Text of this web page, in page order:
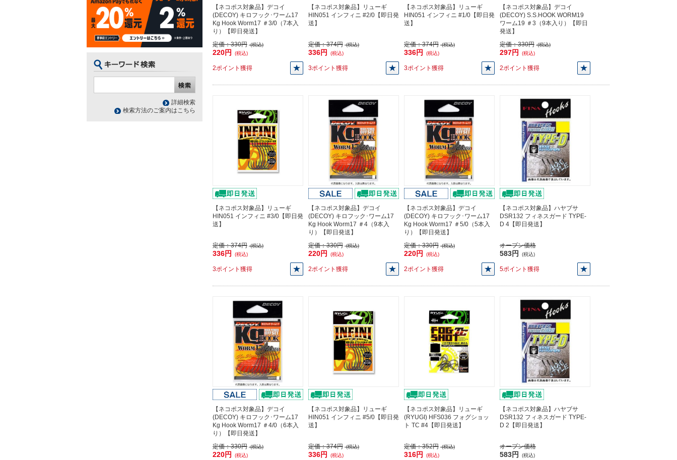
【ネコポス対象品】デコイ
(DECOY) キロフック･ワーム17
Kg Hook Worm17 ＃3/0（7本入
り）【即日発送】
定価：330円 (税込)
220円 (税込)
2ポイント獲得
【ネコポス対象品】リューギ
HIN051 インフィニ #2/0【即日発
送】
定価：374円 (税込)
336円 (税込)
3ポイント獲得
【ネコポス対象品】リューギ
HIN051 インフィニ #1/0【即日発
送】
定価：374円 (税込)
336円 (税込)
3ポイント獲得
【ネコポス対象品】デコイ
(DECOY) S.S.HOOK WORM19
ワーム19 ＃3（9本入り）【即日
発送】
定価：330円 (税込)
297円 (税込)
2ポイント獲得
【ネコポス対象品】リューギ
HIN051 インフィニ #3/0【即日発
送】
定価：374円 (税込)
336円 (税込)
3ポイント獲得
【ネコポス対象品】デコイ
(DECOY) キロフック･ワーム17
Kg Hook Worm17 ＃4（9本入
り）【即日発送】
定価：330円 (税込)
220円 (税込)
2ポイント獲得
【ネコポス対象品】デコイ
(DECOY) キロフック･ワーム17
Kg Hook Worm17 ＃5/0（5本入
り）【即日発送】
定価：330円 (税込)
220円 (税込)
2ポイント獲得
【ネコポス対象品】ハヤブサ
DSR132 フィネスガード TYPE-
D 4【即日発送】
オープン価格
583円 (税込)
5ポイント獲得
【ネコポス対象品】デコイ
(DECOY) キロフック･ワーム17
Kg Hook Worm17 ＃4/0（6本入
り）【即日発送】
定価：330円 (税込)
220円 (税込)
【ネコポス対象品】リューギ
HIN051 インフィニ #5/0【即日発
送】
定価：374円 (税込)
336円 (税込)
【ネコポス対象品】リューギ
(RYUGI) HFS036 フォグショッ
ト TC #4【即日発送】
定価：352円 (税込)
316円 (税込)
【ネコポス対象品】ハヤブサ
DSR132 フィネスガード TYPE-
D 2【即日発送】
オープン価格
583円 (税込)
詳細検索
検索方法のご案内はこちら